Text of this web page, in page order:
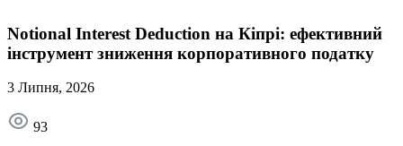
Notional Interest Deduction на Кіпрі: ефективний
інструмент зниження корпоративного податку
3 Липня, 2026
93